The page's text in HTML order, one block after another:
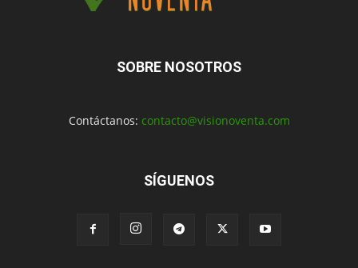
SOBRE NOSOTROS
Contáctanos: contacto@visionoventa.com
SÍGUENOS